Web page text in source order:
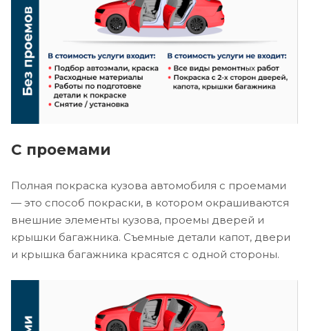
С проемами
Полная покраска кузова автомобиля с проемами
— это способ покраски, в котором окрашиваются
внешние элементы кузова, проемы дверей и
крышки багажника. Съемные детали капот, двери
и крышка багажника красятся с одной стороны.